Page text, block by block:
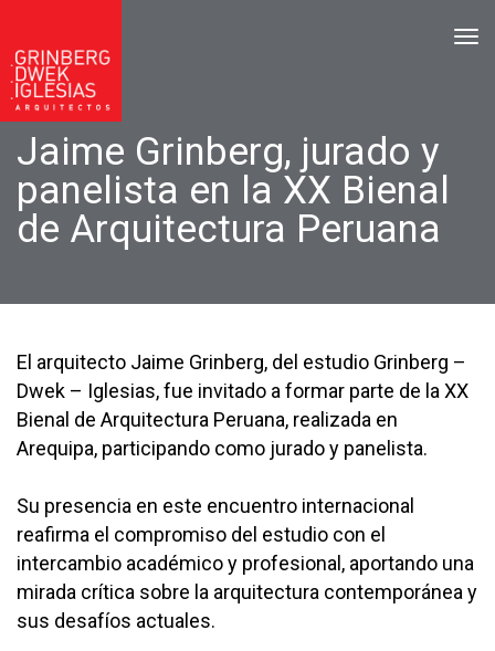
Jaime Grinberg, jurado y
panelista en la XX Bienal
de Arquitectura Peruana
El arquitecto Jaime Grinberg, del estudio Grinberg –
Dwek – Iglesias, fue invitado a formar parte de la XX
Bienal de Arquitectura Peruana, realizada en
Arequipa, participando como jurado y panelista.
Su presencia en este encuentro internacional
reafirma el compromiso del estudio con el
intercambio académico y profesional, aportando una
mirada crítica sobre la arquitectura contemporánea y
sus desafíos actuales.